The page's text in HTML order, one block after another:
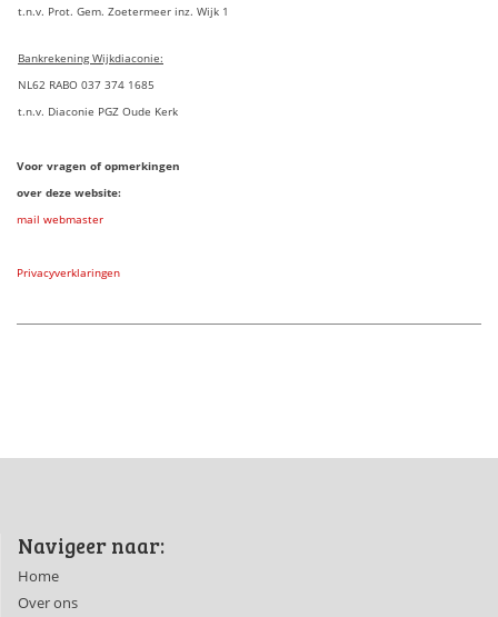
t.n.v. Prot. Gem. Zoetermeer inz. Wijk 1
Bankrekening Wijkdiaconie:
NL62 RABO 037 374 1685
t.n.v. Diaconie PGZ Oude Kerk
Voor vragen of opmerkingen
over deze website:
mail webmaster
Privacyverklaringen
Navigeer naar:
Home
Over ons